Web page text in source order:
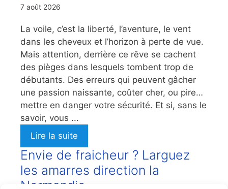
7 août 2026
La voile, c’est la liberté, l’aventure, le vent
dans les cheveux et l’horizon à perte de vue.
Mais attention, derrière ce rêve se cachent
des pièges dans lesquels tombent trop de
débutants. Des erreurs qui peuvent gâcher
une passion naissante, coûter cher, ou pire…
mettre en danger votre sécurité. Et si, sans le
savoir, vous ...
Lire la suite
Envie de fraicheur ? Larguez
les amarres direction la
Normandie